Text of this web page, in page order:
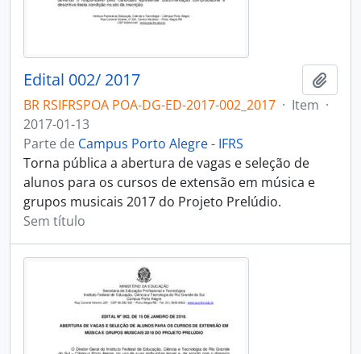
Edital 002/ 2017
BR RSIFRSPOA POA-DG-ED-2017-002_2017 · Item ·
2017-01-13
Parte de Campus Porto Alegre - IFRS
Torna pública a abertura de vagas e seleção de
alunos para os cursos de extensão em música e
grupos musicais 2017 do Projeto Prelúdio.
Sem título